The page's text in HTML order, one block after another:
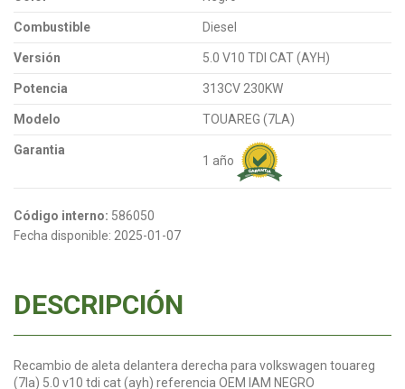
Combustible Diesel
Versión 5.0 V10 TDI CAT (AYH)
Potencia 313CV 230KW
Modelo TOUAREG (7LA)
Garantia
1 año
Código interno: 586050
Fecha disponible: 2025-01-07
DESCRIPCIÓN
Recambio de aleta delantera derecha para volkswagen touareg
(7la) 5.0 v10 tdi cat (ayh) referencia OEM IAM NEGRO